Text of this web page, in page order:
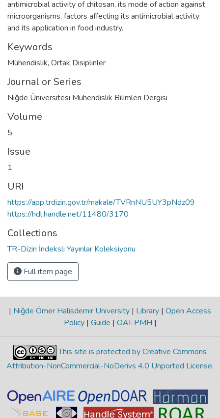
antimicrobial activity of chitosan, its mode of action against
microorganisms, factors affecting its antimicrobial activity
and its application in food industry.
Keywords
Mühendislik, Ortak Disiplinler
Journal or Series
Niğde Üniversitesi Mühendislik Bilimleri Dergisi
Volume
5
Issue
1
URI
https://app.trdizin.gov.tr/makale/TVRnNU5UY3pNdz09
https://hdl.handle.net/11480/3170
Collections
TR-Dizin İndeksli Yayınlar Koleksiyonu
Full item page
| Niğde Ömer Halisdemir University | Library | Open Access
Policy | Guide | OAI-PMH |
This site is protected by Creative Commons
Attribution-NonCommercial-NoDerivs 4.0 Unported License.